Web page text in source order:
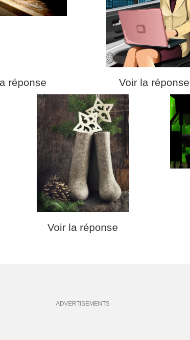
réponse Voir la réponse
Voir la réponse
ADVERTISEMENTS